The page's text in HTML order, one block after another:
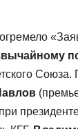
Союза.